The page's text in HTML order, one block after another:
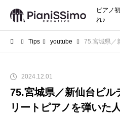
ピアノ
れ♪
Tips youtube 75.宮城県／新仙台
2024.12.01
75.宮城県／新仙台ビル
リートピアノを弾いた人